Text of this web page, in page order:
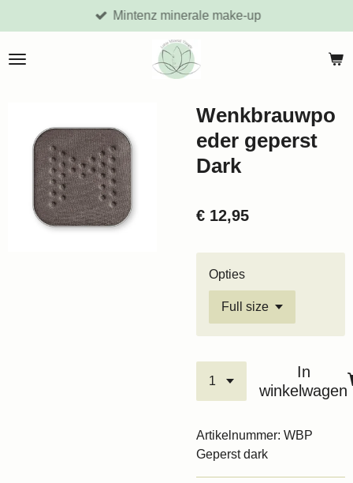
direct
naar
Mintenz minerale make-up
Wenkbrauwpo
eder geperst
Dark
€ 12,95
Opties
In
winkelwagen
Artikelnummer: WBP
Geperst dark